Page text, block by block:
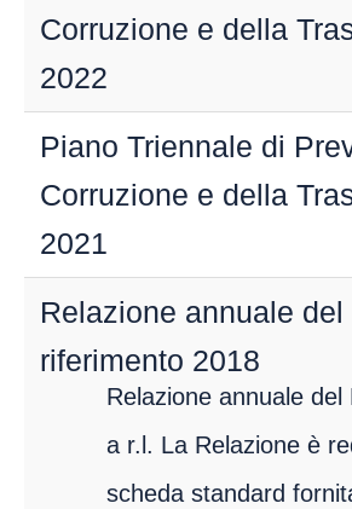
Corruzione e della
2022
Piano Triennale di
Corruzione e della
2021
Relazione annuale
riferimento 2018
Relazione annuale
a r.l. La Relazione è
scheda standard